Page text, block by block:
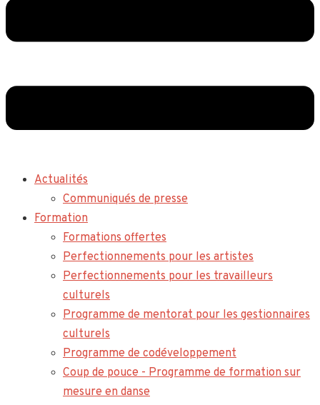
Actualités
Communiqués de presse
Formation
Formations offertes
Perfectionnements pour les artistes
Perfectionnements pour les travailleurs
culturels
Programme de mentorat pour les gestionnaires
culturels
Programme de codéveloppement
Coup de pouce - Programme de formation sur
mesure en danse